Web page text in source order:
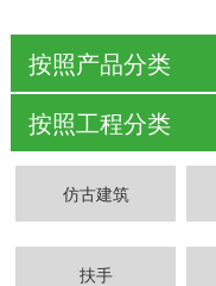
按照产品分类
按照工程分类
仿古建筑
扶手